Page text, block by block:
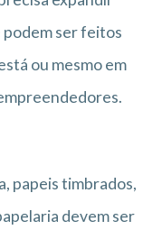
ser feitos
ou mesmo em
papeis timbrados,
devem ser